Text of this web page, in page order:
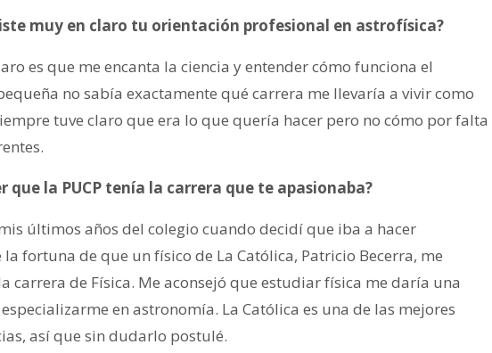
muy en claro tu orientación profesional en astrofísica?
es que me encanta la ciencia y entender cómo funciona el
no sabía exactamente qué carrera me llevaría a vivir como
tuve claro que era lo que quería hacer pero no cómo por falta
que la PUCP tenía la carrera que te apasionaba?
últimos años del colegio cuando decidí que iba a hacer
fortuna de que un físico de La Católica, Patricio Becerra, me
carrera de Física. Me aconsejó que estudiar física me daría una
en astronomía. La Católica es una de las mejores
así que sin dudarlo postulé.